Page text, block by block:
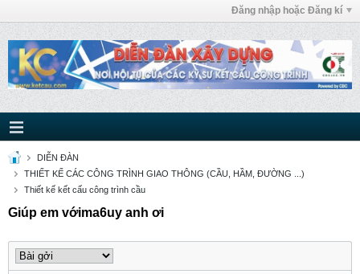
Đăng nhập hoặc Đăng kí
DIỄN ĐÀN
THIẾT KẾ CÁC CÔNG TRÌNH GIAO THÔNG (CẦU, HẦM, ĐƯỜNG ...)
Thiết kế kết cấu công trình cầu
Giúp em vớima6uy anh ơi